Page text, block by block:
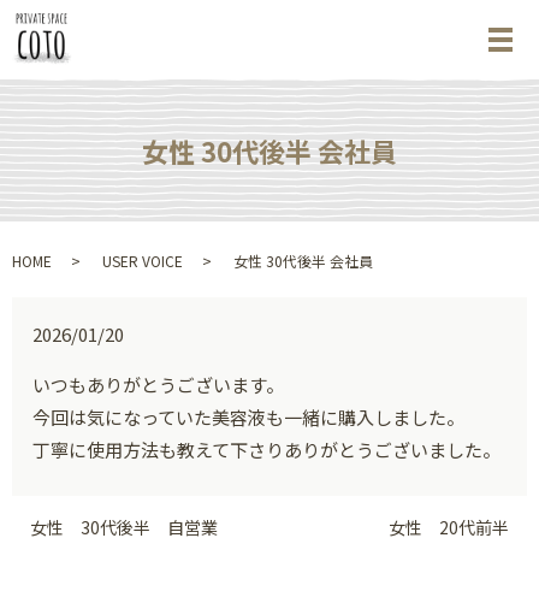
メ
女性 30代後半 会社員
HOME USER VOICE 女性 30代後半 会社員
2026/01/20
いつもありがとうございます。
今回は気になっていた美容液も一緒に購入しました。
丁寧に使用方法も教えて下さりありがとうございました。
女性 30代後半 自営業 女性 20代前半